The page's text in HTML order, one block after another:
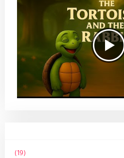
(19)